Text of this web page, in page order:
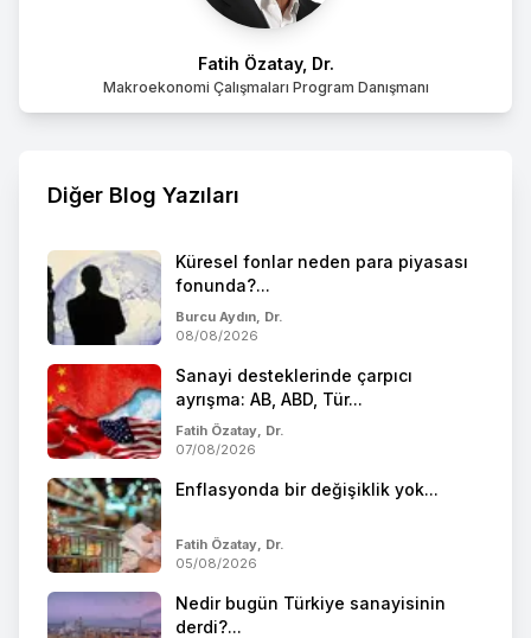
Fatih Özatay, Dr.
Makroekonomi Çalışmaları Program Danışmanı
Diğer Blog Yazıları
Küresel fonlar neden para piyasası
fonunda?...
Burcu Aydın, Dr.
08/08/2026
Sanayi desteklerinde çarpıcı
ayrışma: AB, ABD, Tür...
Fatih Özatay, Dr.
07/08/2026
Enflasyonda bir değişiklik yok...
Fatih Özatay, Dr.
05/08/2026
Nedir bugün Türkiye sanayisinin
derdi?...